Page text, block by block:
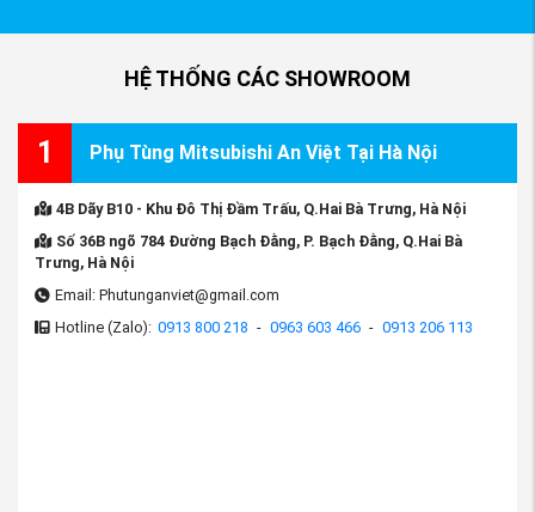
HỆ THỐNG CÁC SHOWROOM
1 Phụ Tùng Mitsubishi An Việt Tại Hà Nội
4B Dãy B10 - Khu Đô Thị Đầm Trấu, Q.Hai Bà Trưng, Hà Nội
Số 36B ngõ 784 Đường Bạch Đằng, P. Bạch Đằng, Q.Hai Bà
Trưng, Hà Nội
Email: Phutunganviet@gmail.com
Hotline (Zalo): 0913 800 218 - 0963 603 466 - 0913 206 113